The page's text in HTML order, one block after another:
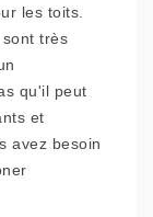
les toits.
très
qu'il peut
et
avez besoin